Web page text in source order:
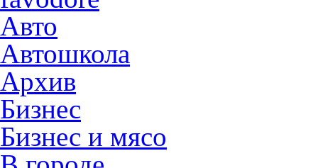
Авто
Автошкола
Архив
Бизнес
Бизнес и мясо